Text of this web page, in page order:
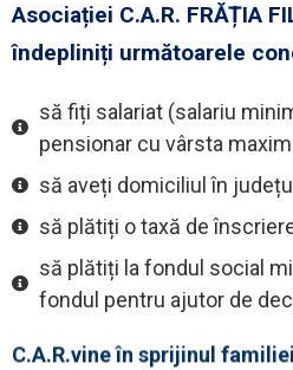
Asociației C.A.R. FRĂȚIA
îndepliniți următoarele
să fiți salariat (salariu
pensionar cu vârsta
să aveți domiciliul în
să plătiți o taxă de
să plătiți la fondul social
fondul pentru ajutor de
C.A.R.vine în sprijinul